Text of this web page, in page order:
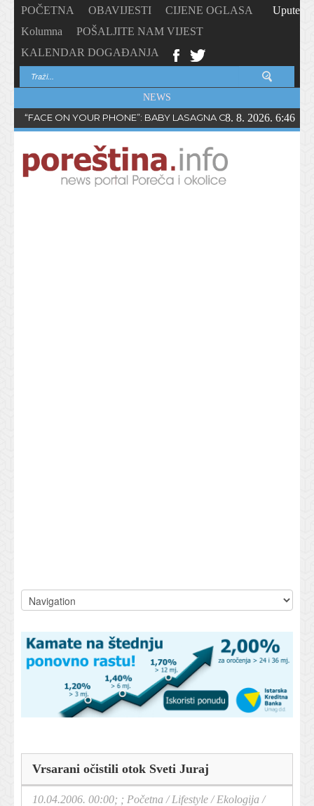
POČETNA OBAVIJESTI
CIJENE OGLASA
Kolumna
POŠALJITE NAM VIJEST
KALENDAR DOGAĐANJA
Upute
NEWS
“FACE ON YOUR PHONE”: BABY LASAGNA OBJAVIO NOVI
8. 8. 2026. 6:46
Vrsarani očistili otok Sveti Juraj
10.04.2006. 00:00; ; Početna /Lifestyle /Ekologija /